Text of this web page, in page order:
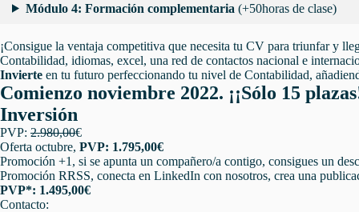
Módulo 4: Formación complementaria (+50horas de clase)
¡Consigue la ventaja competitiva que necesita tu CV para triunfar y
Contabilidad, idiomas, excel, una red de contactos nacional e
Invierte en tu futuro perfeccionando tu nivel de Contabilidad,
Comienzo noviembre 2022. ¡¡Sólo 15
Inversión
PVP: 2.980,00€
Oferta octubre, PVP: 1.795,00€
Promoción +1, si se apunta un compañero/a contigo, consigues un
Promoción RRSS, conecta en LinkedIn con nosotros, crea una
PVP*: 1.495,00€
Contacto: